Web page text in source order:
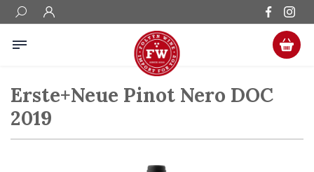
Erste+Neue Pinot Nero DOC
2019